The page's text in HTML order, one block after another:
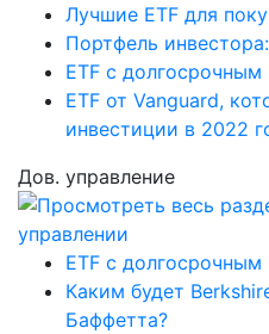
Лучшие ETF для
Портфель
ETF с долгосрочным
ETF от Vanguard,
инвестиции в 2022
Дов. управление
ETF с долгосрочным
Каким будет
Баффетта?